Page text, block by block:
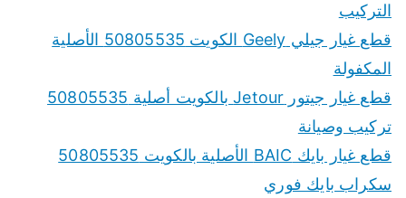
التركيب
قطع غيار جيلي Geely الكويت 50805535 الأصلية
المكفولة
قطع غيار جيتور Jetour بالكويت أصلية 50805535
تركيب وصيانة
قطع غيار بايك BAIC الأصلية بالكويت 50805535
سكراب بايك فوري